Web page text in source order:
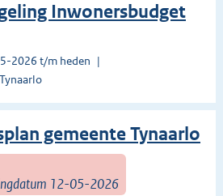
Inwonersbudget
2026 t/m heden
gemeente Tynaarlo
12-05-2026